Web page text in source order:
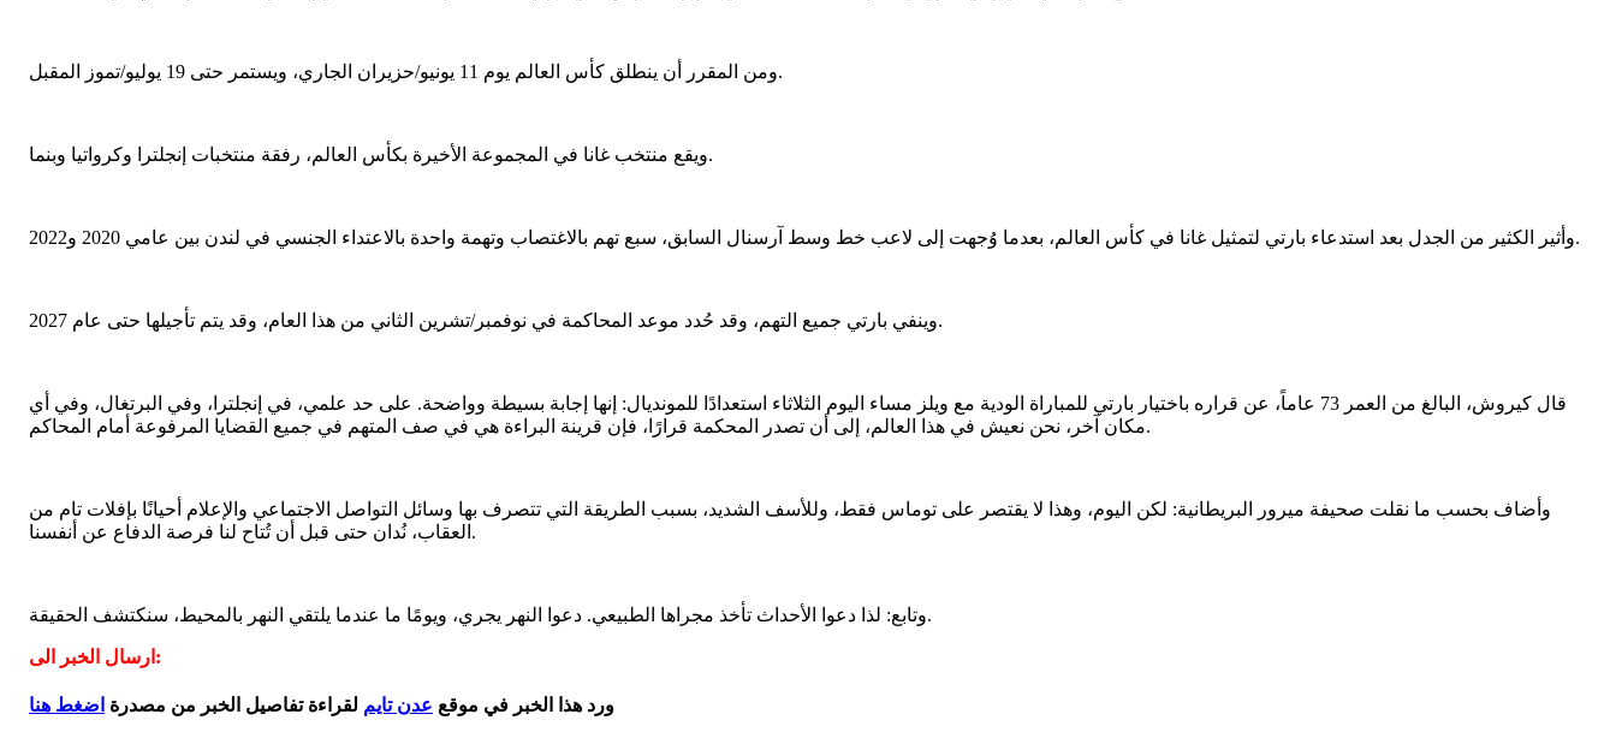
ومن المقرر أن ينطلق كأس العالم يوم 11 يونيو/حزيران الجاري، ويستمر حتى 19 يوليو/تموز المقبل.
ويقع منتخب غانا في المجموعة الأخيرة بكأس العالم، رفقة منتخبات إنجلترا وكرواتيا وبنما.
وأثير الكثير من الجدل بعد استدعاء بارتي لتمثيل غانا في كأس العالم، بعدما وُجهت إلى لاعب خط وسط آرسنال السابق، سبع تهم بالاغتصاب وتهمة واحدة بالاعتداء الجنسي في لندن بين عامي 2020 و2022.
وينفي بارتي جميع التهم، وقد حُدد موعد المحاكمة في نوفمبر/تشرين الثاني من هذا العام، وقد يتم تأجيلها حتى عام 2027.
قال كيروش، البالغ من العمر 73 عاماً، عن قراره باختيار بارتي للمباراة الودية مع ويلز مساء اليوم الثلاثاء استعدادًا للمونديال: إنها إجابة بسيطة وواضحة. على حد علمي، في إنجلترا، وفي البرتغال، وفي أي
مكان آخر، نحن نعيش في هذا العالم، إلى أن تصدر المحكمة قرارًا، فإن قرينة البراءة هي في صف المتهم في جميع القضايا المرفوعة أمام المحاكم.
وأضاف بحسب ما نقلت صحيفة ميرور البريطانية: لكن اليوم، وهذا لا يقتصر على توماس فقط، وللأسف الشديد، بسبب الطريقة التي تتصرف بها وسائل التواصل الاجتماعي والإعلام أحيانًا بإفلات تام من
العقاب، نُدان حتى قبل أن تُتاح لنا فرصة الدفاع عن أنفسنا.
وتابع: لذا دعوا الأحداث تأخذ مجراها الطبيعي. دعوا النهر يجري، ويومًا ما عندما يلتقي النهر بالمحيط، سنكتشف الحقيقة.
ارسال الخبر الى:
ورد هذا الخبر في موقع عدن تايم لقراءة تفاصيل الخبر من مصدرة اضغط هنا